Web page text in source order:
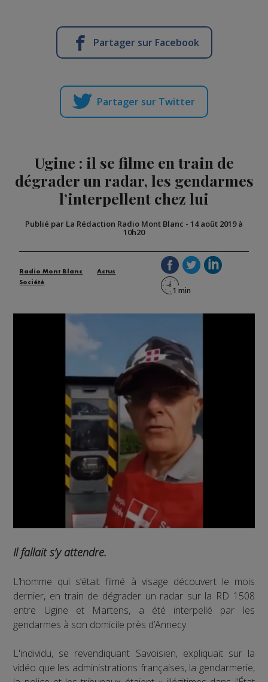
Partager sur Facebook
Partager sur Twitter
Ugine : il se filme en train de
dégrader un radar, les gendarmes
l’interpellent chez lui
Publié par La Rédaction Radio Mont Blanc - 14 août 2019 à
10h20
Radio Mont Blanc
Actus
Société
Il fallait s’y attendre.
L’homme qui s’était filmé à visage découvert le mois
dernier, en train de dégrader un radar sur la RD 1508
entre Ugine et Martens, a été interpellé par les
gendarmes à son domicile près d’Annecy.
L'individu, se revendiquant Savoisien, expliquait sur la
vidéo que les administrations françaises, la gendarmerie,